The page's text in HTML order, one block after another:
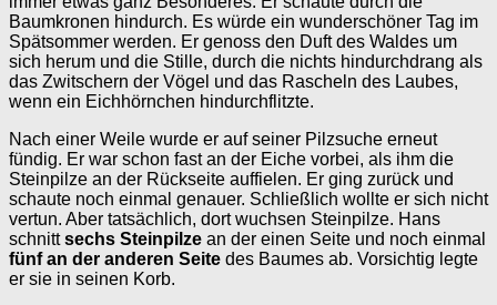
Baumkronen hindurch. Es würde ein wunderschöner Tag im
Spätsommer werden. Er genoss den Duft des Waldes um
sich herum und die Stille, durch die nichts hindurchdrang als
das Zwitschern der Vögel und das Rascheln des Laubes,
wenn ein Eichhörnchen hindurchflitzte.
Nach einer Weile wurde er auf seiner Pilzsuche erneut
fündig. Er war schon fast an der Eiche vorbei, als ihm die
Steinpilze an der Rückseite auffielen. Er ging zurück und
schaute noch einmal genauer. Schließlich wollte er sich nicht
vertun. Aber tatsächlich, dort wuchsen Steinpilze. Hans
schnittsechs Steinpilze an der einen Seite und noch einmal
fünf an der anderen Seite des Baumes ab. Vorsichtig legte
er sie in seinen Korb.